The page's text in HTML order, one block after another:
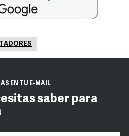
EN TU E-MAIL
saber para